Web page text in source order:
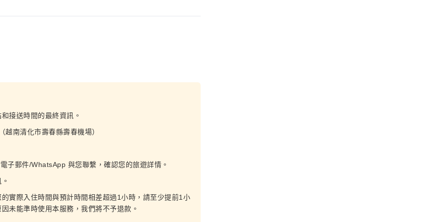
接送時間的最終資訊。
南清化市壽春縣壽春機場）
子郵件/WhatsApp 與您聯繫，確認您的旅遊詳情。
實際入住時間與預計時間相差超過1小時，請至少提前1小
未能準時使用本服務，我們將不予退款。